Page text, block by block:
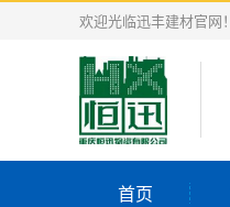
欢迎光临迅丰建材官网！
首页